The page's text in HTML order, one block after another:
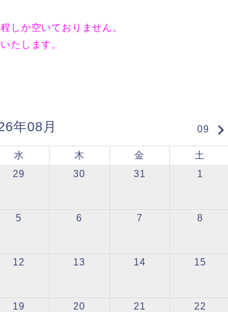
しか空いておりません。
たします。
年08月 09 keyboard_arrow_right
水 木 金
土
29 30 31 1
5 6 7 8
12 13 14 15
19 20 21 22